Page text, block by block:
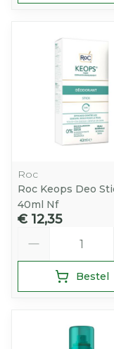
Roc
Roc Keops Deo
40ml Nf
€ 12,35
Bestel